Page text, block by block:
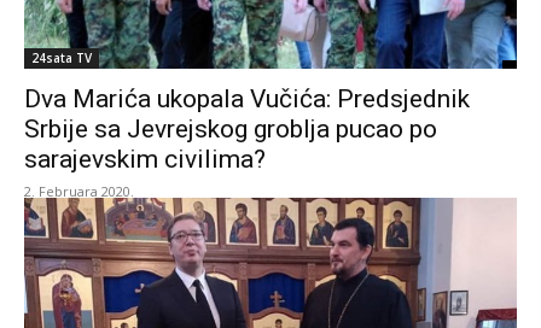
24sata TV
Dva Marića ukopala Vučića: Predsjednik
Srbije sa Jevrejskog groblja pucao po
sarajevskim civilima?
2. Februara 2020.